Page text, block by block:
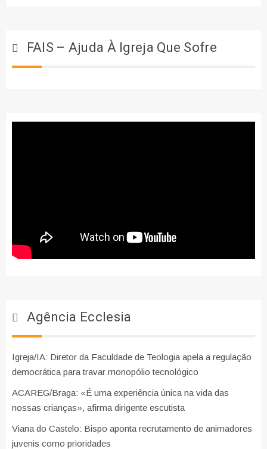
FAIS – Ajuda À Igreja Que Sofre
Agência Ecclesia
Igreja/IA: Diretor da Faculdade de Teologia apela a regulação
democrática para travar monopólio tecnológico
ACAREG/Braga: «É uma experiência única na vida das
nossas crianças», afirma dirigente escutista
Viana do Castelo: Bispo aponta recrutamento de animadores
juvenis como prioridades